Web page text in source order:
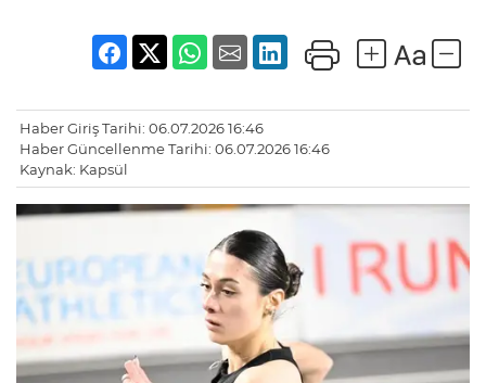
Haber Giriş Tarihi: 06.07.2026 16:46
Haber Güncellenme Tarihi: 06.07.2026 16:46
Kaynak: Kapsül